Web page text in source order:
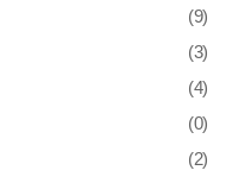
(9)
(3)
(4)
(0)
(2)